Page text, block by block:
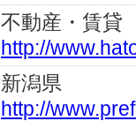
不動産・賃
http://
新潟県
http://